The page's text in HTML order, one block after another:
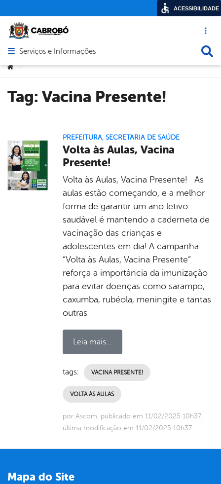
Acesso
Abrir menu principal de navegação
Serviços e Informações
Você está aqui:
>
Tag: Vacina Presente!
PREFEITURA, SECRETARIA DE SAÚDE
Volta às Aulas, Vacina
Presente!
Volta às Aulas, Vacina Presente! As
aulas estão começando, e a melhor
forma de garantir um ano letivo
saudável é mantendo a caderneta de
vacinação das crianças e
adolescentes em dia! A campanha
“Volta às Aulas, Vacina Presente”
reforça a importância da imunização
para evitar doenças como sarampo,
caxumba, rubéola, meningite e tantas
outras
Leia mais...
tags: VACINA PRESENTE!
VOLTA ÀS AULAS
por Ascom, publicado em 11/02/2025 10h37,
última modificação em 11/02/2025 10h37
Mapa do Site
ACESSIBILIDADE